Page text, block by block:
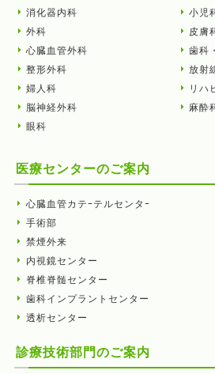
消化器内科
外科
心臓血管外科
整形外科
婦人科
脳神経外科
眼科
小児
皮膚
歯科
放射
リハ
麻酔
医療センターのご案内
心臓血管カテｰテルセンタｰ
手術部
禁煙外来
内視鏡センター
脊椎脊髄センター
歯科インプラントセンター
透析センター
診療技術部門のご案内